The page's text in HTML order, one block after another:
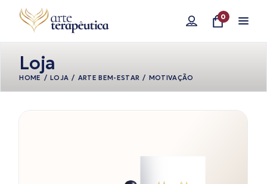
conteúdo
0
Loja
HOME LOJA ARTE BEM-ESTAR MOTIVAÇÃO